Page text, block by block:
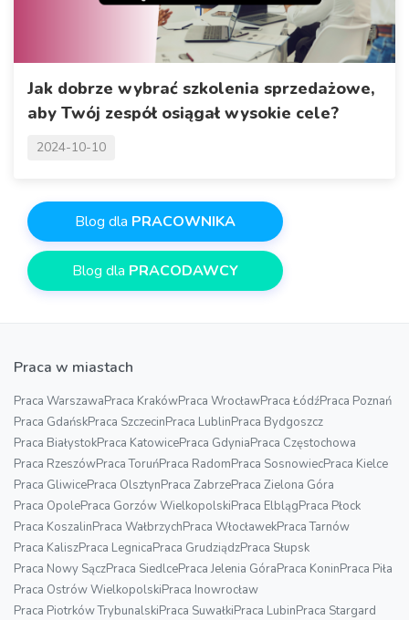
Jak dobrze wybrać szkolenia sprzedażowe,
aby Twój zespół osiągał wysokie cele?
2024-10-10
Blog dla PRACOWNIKA
Blog dla PRACODAWCY
Praca w miastach
Praca WarszawaPraca KrakówPraca WrocławPraca ŁódźPraca Poznań
Praca GdańskPraca SzczecinPraca LublinPraca Bydgoszcz
Praca BiałystokPraca KatowicePraca GdyniaPraca Częstochowa
Praca RzeszówPraca ToruńPraca RadomPraca SosnowiecPraca Kielce
Praca GliwicePraca OlsztynPraca ZabrzePraca Zielona Góra
Praca OpolePraca Gorzów WielkopolskiPraca ElblągPraca Płock
Praca KoszalinPraca WałbrzychPraca WłocławekPraca Tarnów
Praca KaliszPraca LegnicaPraca GrudziądzPraca Słupsk
Praca Nowy SączPraca SiedlcePraca Jelenia GóraPraca KoninPraca Piła
Praca Ostrów WielkopolskiPraca Inowrocław
Praca Piotrków TrybunalskiPraca SuwałkiPraca LubinPraca Stargard